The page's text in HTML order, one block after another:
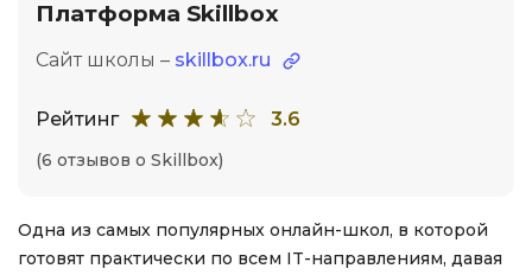
Платформа Skillbox
Сайт школы – skillbox.ru
Рейтинг 3.6
(6 отзывов о Skillbox)
Одна из самых популярных онлайн-школ, в которой
готовят практически по всем IT-направлениям, давая